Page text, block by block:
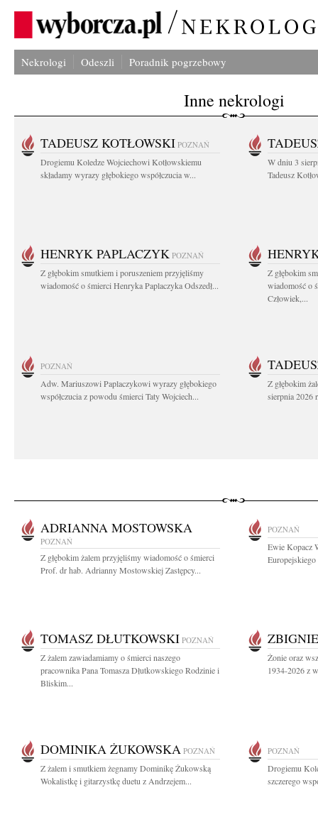
Nekrologi Odeszli Poradnik pogrzebowy
Inne nekrologi
TADEUSZ KOTŁOWSKI POZNAŃ
Drogiemu Koledze Wojciechowi Kotłowskiemu
składamy wyrazy głębokiego współczucia w...
W dniu 3
Tadeusz
HENRYK PAPLACZYK POZNAŃ
Z głębokim smutkiem i poruszeniem przyjęliśmy
wiadomość o śmierci Henryka Paplaczyka Odszedł...
Z głębokim
wiadomość o
Człowiek,...
POZNAŃ
Adw. Mariuszowi Paplaczykowi wyrazy głębokiego
współczucia z powodu śmierci Taty Wojciech...
Z głębokim
sierpnia 2026
ADRIANNA MOSTOWSKA
POZNAŃ
Z głębokim żalem przyjęliśmy wiadomość o śmierci
Prof. dr hab. Adrianny Mostowskiej Zastępcy...
POZNAŃ
Ewie Kopacz
Europejskiego
TOMASZ DŁUTKOWSKI POZNAŃ
Z żalem zawiadamiamy o śmierci naszego
pracownika Pana Tomasza Dłutkowskiego Rodzinie i
Bliskim...
Żonie oraz
1934-2026 z
DOMINIKA ŻUKOWSKA POZNAŃ
Z żalem i smutkiem żegnamy Dominikę Żukowską
Wokalistkę i gitarzystkę duetu z Andrzejem...
POZNAŃ
Drogiemu
szczerego